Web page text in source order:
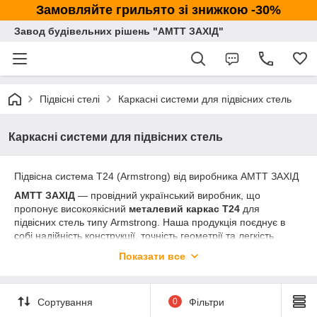
Замовляйте грильято зі знижкою -30%
Завод будівельних рішень "АМТТ ЗАХІД"
Підвісні стелі Каркасні системи для підвісних стель
Каркасні системи для підвісних стель
Підвісна система Т24 (Armstrong) від виробника АМТТ ЗАХІД
АМТТ ЗАХІД — провідний український виробник, що
пропонує високоякісний металевий каркас Т24 для
підвісних стель типу Armstrong. Наша продукція поєднує в
собі надійність конструкції, точність геометрії та легкість
Висока несуча здатність:Профіль витримує значні
навантаження, що дозволяє використовувати важкі
Показати все
Сортування 0 Фільтри